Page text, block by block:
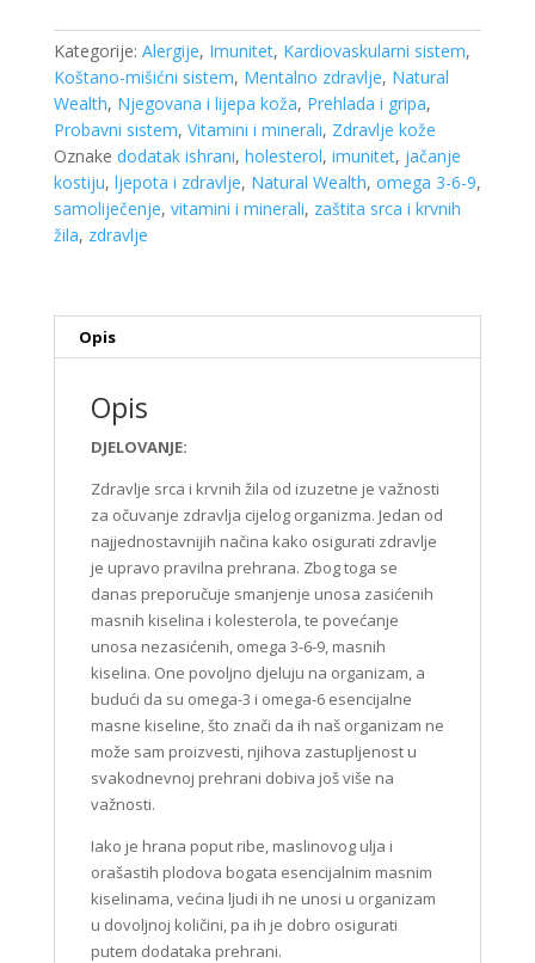
a
60
kapsula
Natural
Wealth
količina
Kategorije: Alergije, Imunitet, Kardiovaskularni sistem,
Koštano-mišićni sistem, Mentalno zdravlje, Natural
Wealth, Njegovana i lijepa koža, Prehlada i gripa,
Probavni sistem, Vitamini i minerali, Zdravlje kože
Oznake dodatak ishrani, holesterol, imunitet, jačanje
kostiju, ljepota i zdravlje, Natural Wealth, omega 3-6-9,
samoliječenje, vitamini i minerali, zaštita srca i krvnih
žila, zdravlje
Opis
Opis
DJELOVANJE:
Zdravlje srca i krvnih žila od izuzetne je važnosti
za očuvanje zdravlja cijelog organizma. Jedan od
najjednostavnijih načina kako osigurati zdravlje
je upravo pravilna prehrana. Zbog toga se
danas preporučuje smanjenje unosa zasićenih
masnih kiselina i kolesterola, te povećanje
unosa nezasićenih, omega 3-6-9, masnih
kiselina. One povoljno djeluju na organizam, a
budući da su omega-3 i omega-6 esencijalne
masne kiseline, što znači da ih naš organizam ne
može sam proizvesti, njihova zastupljenost u
svakodnevnoj prehrani dobiva još više na
važnosti.
Iako je hrana poput ribe, maslinovog ulja i
orašastih plodova bogata esencijalnim masnim
kiselinama, većina ljudi ih ne unosi u organizam
u dovoljnoj količini, pa ih je dobro osigurati
putem dodataka prehrani.